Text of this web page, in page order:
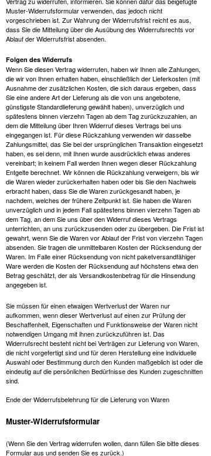
Muster-Widerrufsformular verwenden, das jedoch nicht
vorgeschrieben ist. Zur Wahrung der Widerrufsfrist reicht es aus,
dass Sie die Mitteilung über die Ausübung des Widerrufsrechts vor
Ablauf der Widerrufsfrist absenden.
Folgen des Widerrufs
Wenn Sie diesen Vertrag widerrufen, haben wir Ihnen alle Zahlungen,
die wir von Ihnen erhalten haben, einschließlich der Lieferkosten (mit
Ausnahme der zusätzlichen Kosten, die sich daraus ergeben, dass
Sie eine andere Art der Lieferung als die von uns angebotene,
günstigste Standardlieferung gewählt haben), unverzüglich und
spätestens binnen vierzehn Tagen ab dem Tag zurückzuzahlen, an
dem die Mitteilung über Ihren Widerruf dieses Vertrags bei uns
eingegangen ist. Für diese Rückzahlung verwenden wir dasselbe
Zahlungsmittel, das Sie bei der ursprünglichen Transaktion eingesetzt
haben, es sei denn, mit Ihnen wurde ausdrücklich etwas anderes
vereinbart; in keinem Fall werden Ihnen wegen dieser Rückzahlung
Entgelte berechnet. Wir können die Rückzahlung verweigern, bis wir
die Waren wieder zurückerhalten haben oder bis Sie den Nachweis
erbracht haben, dass Sie die Waren zurückgesandt haben, je
nachdem, welches der frühere Zeitpunkt ist. Sie haben die Waren
unverzüglich und in jedem Fall spätestens binnen vierzehn Tagen ab
dem Tag, an dem Sie uns über den Widerruf dieses Vertrags
unterrichten, an uns zurückzusenden oder zu übergeben. Die Frist ist
gewahrt, wenn Sie die Waren vor Ablauf der Frist von vierzehn Tagen
absenden. Sie tragen die unmittelbaren Kosten der Rücksendung der
Waren. Im Falle einer Rücksendung von nicht paketversandfähiger
Ware werden die Kosten der Rücksendung auf höchstens etwa den
Betrag geschätzt, der als Versandkostenbetrag für die Hinsendung
angegeben ist.
Sie müssen für einen etwaigen Wertverlust der Waren nur
aufkommen, wenn dieser Wertverlust auf einen zur Prüfung der
Beschaffenheit, Eigenschaften und Funktionsweise der Waren nicht
notwendigen Umgang mit ihnen zurückzuführen ist. Das
Widerrufsrecht besteht nicht bei Verträgen zur Lieferung von Waren,
die nicht vorgefertigt sind und für deren Herstellung eine individuelle
Auswahl oder Bestimmung durch den Kunden maßgeblich ist oder die
eindeutig auf die persönlichen Bedürfnisse des Kunden zugeschnitten
sind.
Ende der Widerrufsbelehrung für die Lieferung von Waren
Muster-Widerrufsformular
(Wenn Sie den Vertrag widerrufen wollen, dann füllen Sie bitte dieses
Formular aus und senden Sie es zurück.)